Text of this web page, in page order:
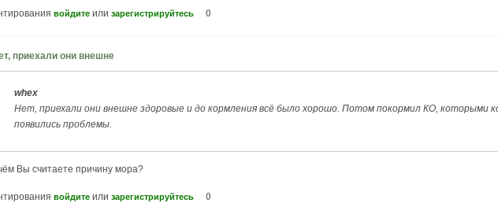
войдите или зарегистрируйтесь 0
приехали они внешне
whex
Нет, приехали они внешне здоровые и до кормления всё было хорошо. Потом покормил КО, которыми
появились проблемы.
Вы считаете причину мора?
войдите или зарегистрируйтесь 0